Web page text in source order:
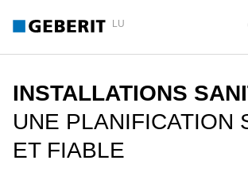
LU
INSTALLATIONS
UNE PLANIFICATION
ET FIABLE